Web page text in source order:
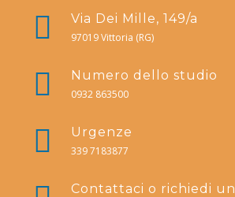
Via Dei Mille, 149/a
97019 Vittoria (RG)
Numero dello studio
0932 863500
Urgenze
339 7183877
Contattaci o richiedi un